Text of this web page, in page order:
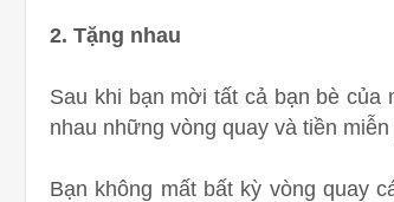
2. Tặng nhau
Sau khi bạn mời tất cả bạn bè của
nhau những vòng quay và tiền
Bạn không mất bất kỳ vòng quay